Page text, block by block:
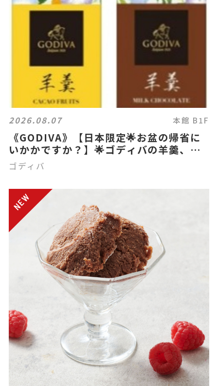
2026.08.07 本館 B1F
《GODIVA》【日本限定🌟お盆の帰省に
いかかですか？】🌟ゴディバの羊羹、注
目です👀
ゴディバ